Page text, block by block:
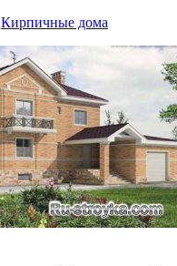
Кирпичные дома